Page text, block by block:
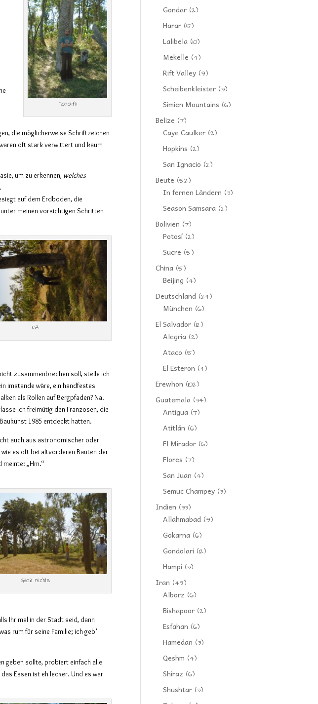
Monolith
die möglicherweise Schriftzeichen
oft stark verwittert und kaum
um zu erkennen, welches
auf dem Erdboden, die
meinen vorsichtigen Schritten
Nä
zusammenbrechen soll, stelle ich
imstande wäre, ein handfestes
als Rollen auf Bergpfaden? Nä.
ich freimütig den Franzosen, die
1985 entdeckt hatten.
auch aus astronomischer oder
es oft bei altvorderen Bauten der
meinte: „Hm.“
Ganz rechts
Ihr mal in der Stadt seid, dann
rum für seine Familie; ich geb’
geben sollte, probiert einfach alle
Essen ist eh lecker. Und es war
Gondar (2)
Harar (5)
Lalibela (10)
Mekelle (4)
Rift Valley (9)
Scheibenkleister (13)
Simien Mountains (6)
Belize (7)
Caye Caulker (2)
Hopkins (2)
San Ignacio (2)
Beute (52)
In fernen Ländern (3)
Season Samsara (2)
Bolivien (7)
Potosí(2)
Sucre (5)
China (5)
Beijing (4)
Deutschland (24)
München (6)
El Salvador (12)
Alegría (2)
Ataco (5)
El Esteron (4)
Erewhon (102)
Guatemala (34)
Antigua (7)
Atitlán (6)
El Mirador (6)
Flores (7)
San Juan (4)
Semuc Champey (3)
Indien (33)
Allahmabad (9)
Gokarna (6)
Gondolari (12)
Hampi (3)
Iran (49)
Alborz (6)
Bishapoor (2)
Esfahan (6)
Hamedan (3)
Qeshm (4)
Shiraz (6)
Shushtar (3)